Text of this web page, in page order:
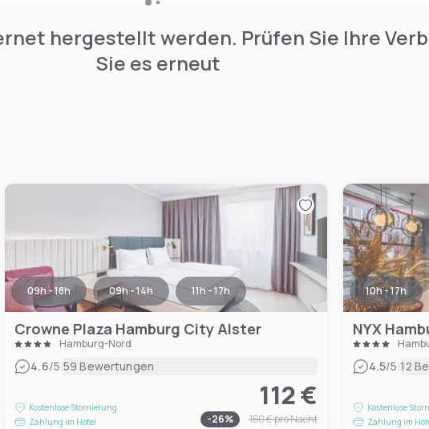
hergestellt werden. Prüfen Sie Ihre
Sie es erneut
09h - 18h 09h - 14h 11h - 17h
Crowne Plaza Hamburg City Alster
Hamburg-Nord
4.6/5|59 Bewertungen
Kostenlose Stornierung
Zahlung im Hotel
112 €
-26% 150 €pro Nacht
10h - 17h
NYX
4.5/5|12
Kostenlose
Zahlung im